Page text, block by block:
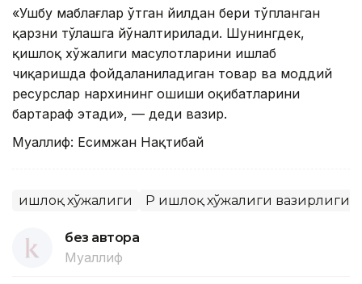
«Ушбу маблағлар ўтган йилдан бери тўпланган
қарзни тўлашга йўналтирилади. Шунингдек,
қишлоқ хўжалиги маҳсулотларини ишлаб
чиқаришда фойдаланиладиган товар ва моддий
ресурслар нархининг ошиши оқибатларини
бартараф этади», — деди вазир.
Муаллиф: Есимжан Нақтибай
Қишлоқ хўжалиги ҚР Қишлоқ хўжалиги вазирлиги
без автора
Муаллиф